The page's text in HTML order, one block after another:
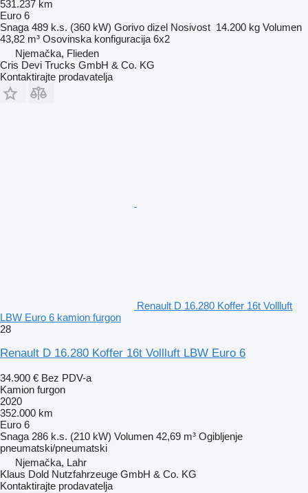
531.237 km
Euro 6
Snaga 489 k.s. (360 kW) Gorivo dizel Nosivost 14.200 kg Volumen
43,82 m³ Osovinska konfiguracija 6x2
Njemačka, Flieden
Cris Devi Trucks GmbH & Co. KG
Kontaktirajte prodavatelja
Renault D 16.280 Koffer 16t Vollluft
LBW Euro 6 kamion furgon
28
Renault D 16.280 Koffer 16t Vollluft LBW Euro 6
34.900 € Bez PDV-a
Kamion furgon
2020
352.000 km
Euro 6
Snaga 286 k.s. (210 kW) Volumen 42,69 m³ Ogibljenje
pneumatski/pneumatski
Njemačka, Lahr
Klaus Dold Nutzfahrzeuge GmbH & Co. KG
Kontaktirajte prodavatelja